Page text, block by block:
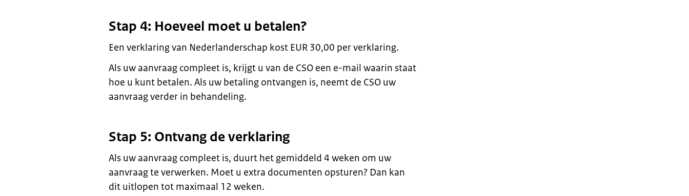
Stap 4: Hoeveel moet u betalen?
Een verklaring van Nederlanderschap kost EUR 30,00 per verklaring.
Als uw aanvraag compleet is, krijgt u van de CSO een e-mail waarin staat
hoe u kunt betalen. Als uw betaling ontvangen is, neemt de CSO uw
aanvraag verder in behandeling.
Stap 5: Ontvang de verklaring
Als uw aanvraag compleet is, duurt het gemiddeld 4 weken om uw
aanvraag te verwerken. Moet u extra documenten opsturen? Dan kan
dit uitlopen tot maximaal 12 weken.